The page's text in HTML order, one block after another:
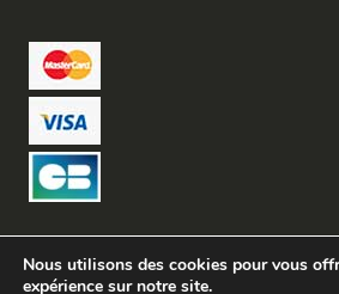
Nous utilisons des cookies pour vous
expérience sur notre site.